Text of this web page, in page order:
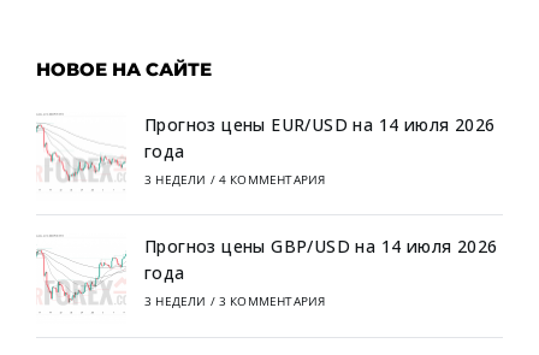
НОВОЕ НА САЙТЕ
Прогноз цены EUR/USD на 14 июля 2026
года
3 НЕДЕЛИ / 4 КОММЕНТАРИЯ
Прогноз цены GBP/USD на 14 июля 2026
года
3 НЕДЕЛИ / 3 КОММЕНТАРИЯ